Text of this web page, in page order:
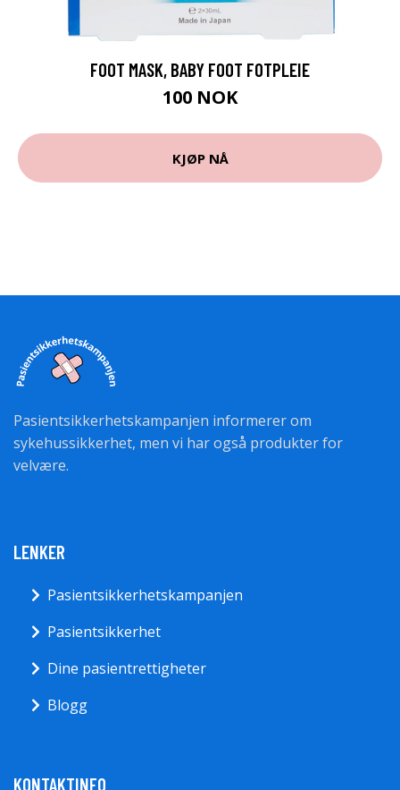
FOOT MASK, BABY FOOT FOTPLEIE
100 NOK
KJØP NÅ
Pasientsikkerhetskampanjen informerer om
sykehussikkerhet, men vi har også produkter for
velvære.
LENKER
Pasientsikkerhetskampanjen
Pasientsikkerhet
Dine pasientrettigheter
Blogg
KONTAKTINFO